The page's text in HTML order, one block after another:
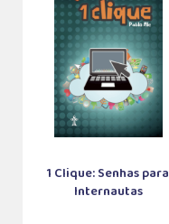
1 Clique: Senhas para
Internautas